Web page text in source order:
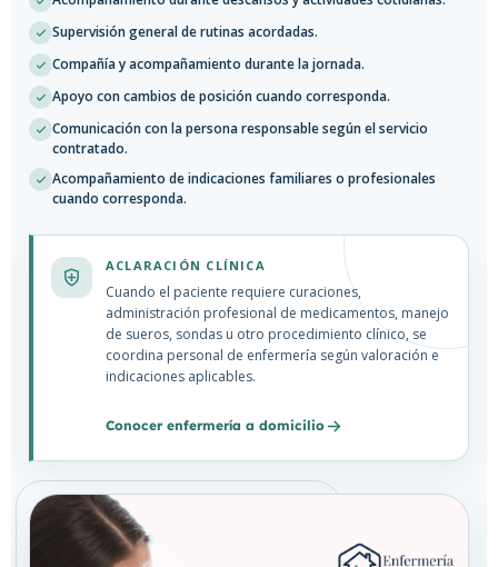
Supervisión general de rutinas acordadas.
Compañía y acompañamiento durante la jornada.
Apoyo con cambios de posición cuando corresponda.
Comunicación con la persona responsable según el servicio
contratado.
Acompañamiento de indicaciones familiares o profesionales
cuando corresponda.
ACLARACIÓN CLÍNICA
Cuando el paciente requiere curaciones,
administración profesional de medicamentos, manejo
de sueros, sondas u otro procedimiento clínico, se
coordina personal de enfermería según valoración e
indicaciones aplicables.
Conocer enfermería a domicilio